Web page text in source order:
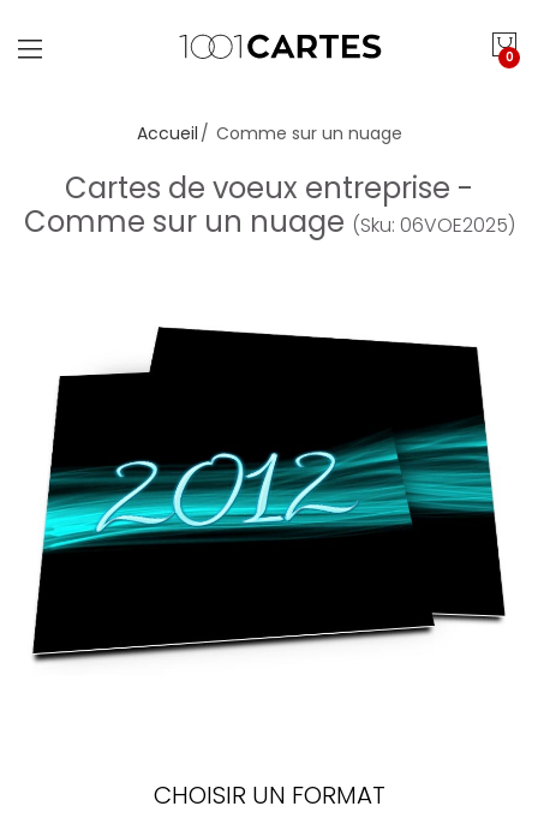
0
Accueil Comme sur un nuage
Cartes de voeux entreprise -
Comme sur un nuage (Sku: 06VOE2025)
CHOISIR UN FORMAT